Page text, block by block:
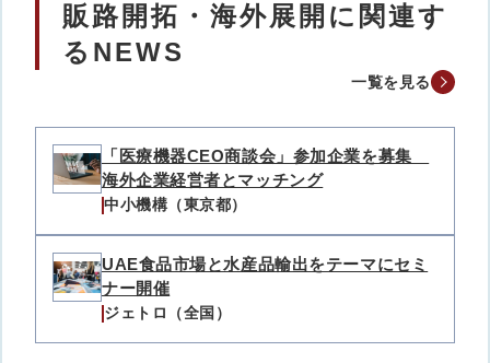
販路開拓・海外展開に関連す
るNEWS
一覧を見る
「医療機器CEO商談会」参加企業を募集
海外企業経営者とマッチング
中小機構（東京都）
UAE食品市場と水産品輸出をテーマにセミ
ナー開催
ジェトロ（全国）